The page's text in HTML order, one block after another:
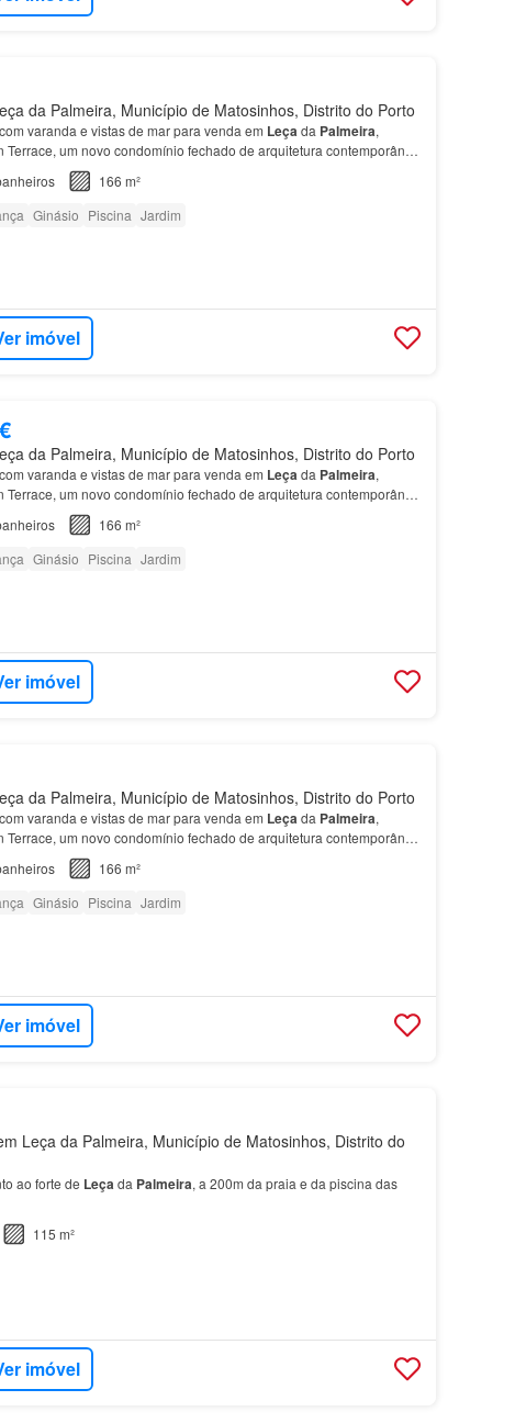
da Palmeira, Município de Matosinhos, Distrito do Porto
varanda e vistas de mar para venda em Leçada Palmeira,
Terrace, um novo condomínio fechado de arquitetura contemporânea
apartamento
166 m²
Ginásio Piscina Jardim
imóvel
da Palmeira, Município de Matosinhos, Distrito do Porto
varanda e vistas de mar para venda em Leçada Palmeira,
Terrace, um novo condomínio fechado de arquitetura contemporânea
apartamento
166 m²
Ginásio Piscina Jardim
imóvel
da Palmeira, Município de Matosinhos, Distrito do Porto
varanda e vistas de mar para venda em Leçada Palmeira,
Terrace, um novo condomínio fechado de arquitetura contemporânea
apartamento
166 m²
Ginásio Piscina Jardim
imóvel
Leça da Palmeira, Município de Matosinhos, Distrito do
ao forte de Leçada Palmeira, a 200m da praia e da piscina das
115 m²
imóvel